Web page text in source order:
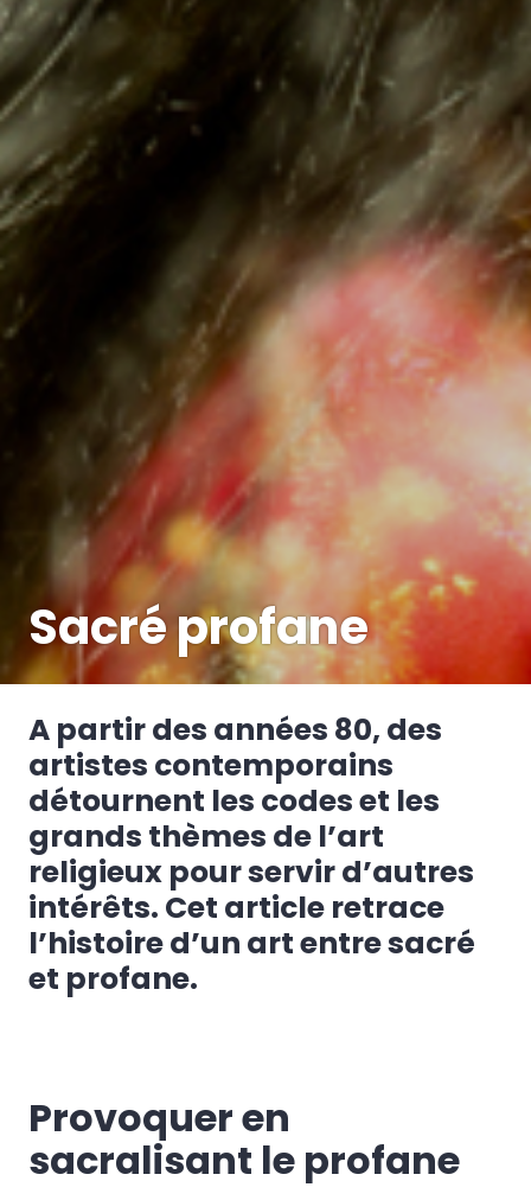
Sacré profane
A partir des années 80, des
artistes contemporains
détournent les codes et les
grands thèmes de l’art
religieux pour servir d’autres
intérêts. Cet article retrace
l’histoire d’un art entre sacré
et profane.
Provoquer en
sacralisant le profane